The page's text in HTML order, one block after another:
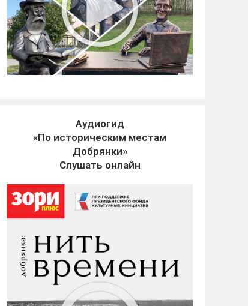
Аудиогид
«По историческим местам
Добрянки»
Слушать онлайн